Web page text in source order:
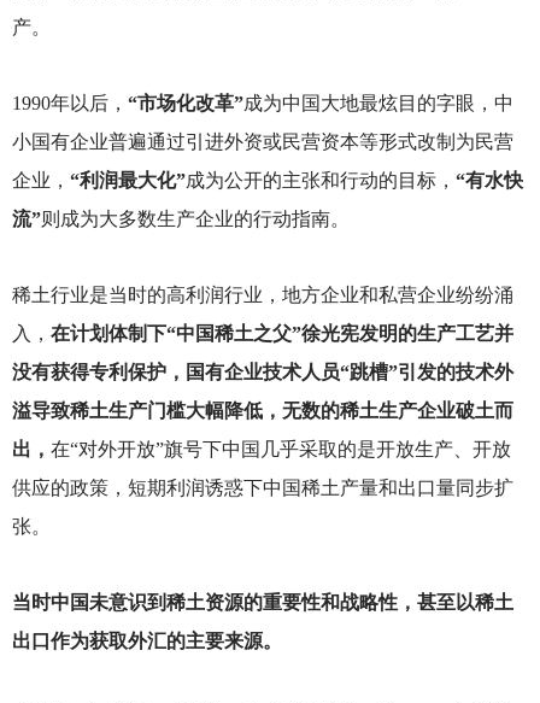
产。
1990年以后， “市场化改革”成为中国大地最炫目的字眼，中
小国有企业普遍通过引进外资或民营资本等形式改制为民营
企业， “利润最大化”成为公开的主张和行动的目标， “有水快
流”则成为大多数生产企业的行动指南。
稀土行业是当时的高利润行业，地方企业和私营企业纷纷涌
入， 在计划体制下“中国稀土之父”徐光宪发明的生产工艺并
没有获得专利保护，国有企业技术人员“跳槽”引发的技术外
溢导致稀土生产门槛大幅降低，无数的稀土生产企业破土而
出， 在“对外开放”旗号下中国几乎采取的是开放生产、开放
供应的政策，短期利润诱惑下中国稀土产量和出口量同步扩
张。
当时中国未意识到稀土资源的重要性和战略性，甚至以稀土
出口作为获取外汇的主要来源。